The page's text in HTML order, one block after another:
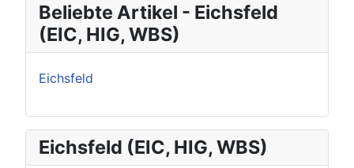
Beliebte Artikel - Eichsfeld
(EIC, HIG, WBS)
Eichsfeld
Eichsfeld (EIC, HIG, WBS)